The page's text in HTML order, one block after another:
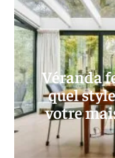
Véranda
quel
votre